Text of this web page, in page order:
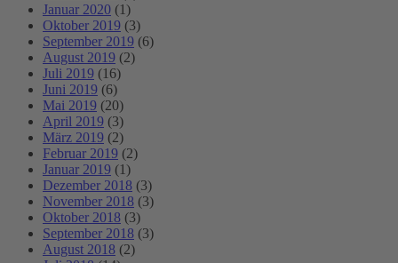
Januar 2020 (1)
Oktober 2019 (3)
September 2019 (6)
August 2019 (2)
Juli 2019 (16)
Juni 2019 (6)
Mai 2019 (20)
April 2019 (3)
März 2019 (2)
Februar 2019 (2)
Januar 2019 (1)
Dezember 2018 (3)
November 2018 (3)
Oktober 2018 (3)
September 2018 (3)
August 2018 (2)